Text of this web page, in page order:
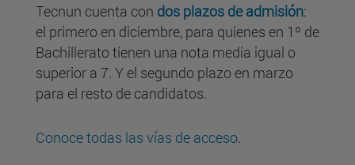
Tecnun cuenta con dos plazos de admisión:
el primero en diciembre, para quienes en 1º de
Bachillerato tienen una nota media igual o
superior a 7. Y el segundo plazo en marzo
para el resto de candidatos.
Conoce todas las vías de acceso.